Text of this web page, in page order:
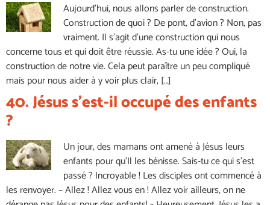
Aujourd’hui, nous allons parler de construction.
Construction de quoi ? De pont, d’avion ? Non, pas
vraiment. Il s’agit d’une construction qui nous
concerne tous et qui doit être réussie. As-tu une idée ? Oui, la
construction de notre vie. Cela peut paraître un peu compliqué
mais pour nous aider à y voir plus clair, […]
40. Jésus s’est-il occupé des enfants
?
Un jour, des mamans ont amené à Jésus leurs
enfants pour qu’Il les bénisse. Sais-tu ce qui s’est
passé ? Incroyable ! Les disciples ont commencé à
les renvoyer. – Allez ! Allez vous en ! Allez voir ailleurs, on ne